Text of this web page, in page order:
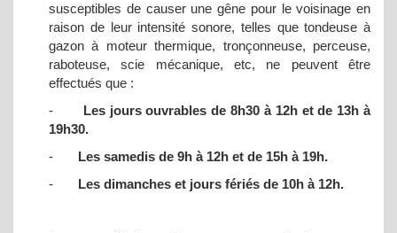
susceptibles de causer une gêne pour le voisinage en
raison de leur intensité sonore, telles que tondeuse à
gazon à moteur thermique, tronçonneuse, perceuse,
raboteuse, scie mécanique, etc, ne peuvent être
effectués que :
- Les jours ouvrables de 8h30 à 12h et de 13h à
19h30.
- Les samedis de 9h à 12h et de 15h à 19h.
- Les dimanches et jours fériés de 10h à 12h.